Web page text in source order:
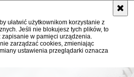
ułatwić użytkownikom korzystanie z
Jeśli nie blokujesz tych plików, to
w pamięci urządzenia.
zarządzać cookies, zmieniając
ustawienia przeglądarki oznacza